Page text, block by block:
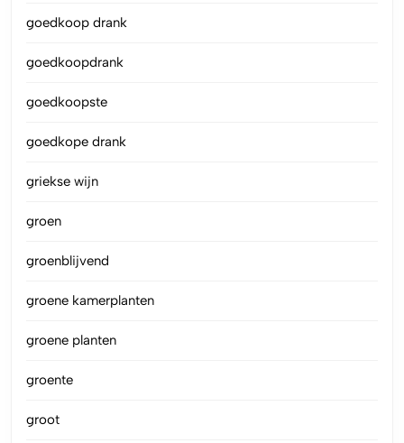
goedkoop drank
goedkoopdrank
goedkoopste
goedkope drank
griekse wijn
groen
groenblijvend
groene kamerplanten
groene planten
groente
groot